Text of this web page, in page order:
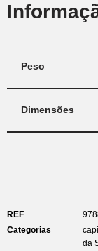
Peso
Dimensões
REF
Categorias
da